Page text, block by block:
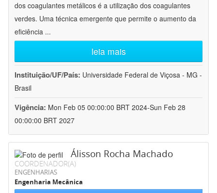
dos coagulantes metálicos é a utilização dos coagulantes
verdes. Uma técnica emergente que permite o aumento da
eficiência ...
leia mais
Instituição/UF/País: Universidade Federal de Viçosa - MG -
Brasil
Vigência: Mon Feb 05 00:00:00 BRT 2024-Sun Feb 28
00:00:00 BRT 2027
Álisson Rocha Machado
COORDENADOR(A)
ENGENHARIAS
Engenharia Mecânica